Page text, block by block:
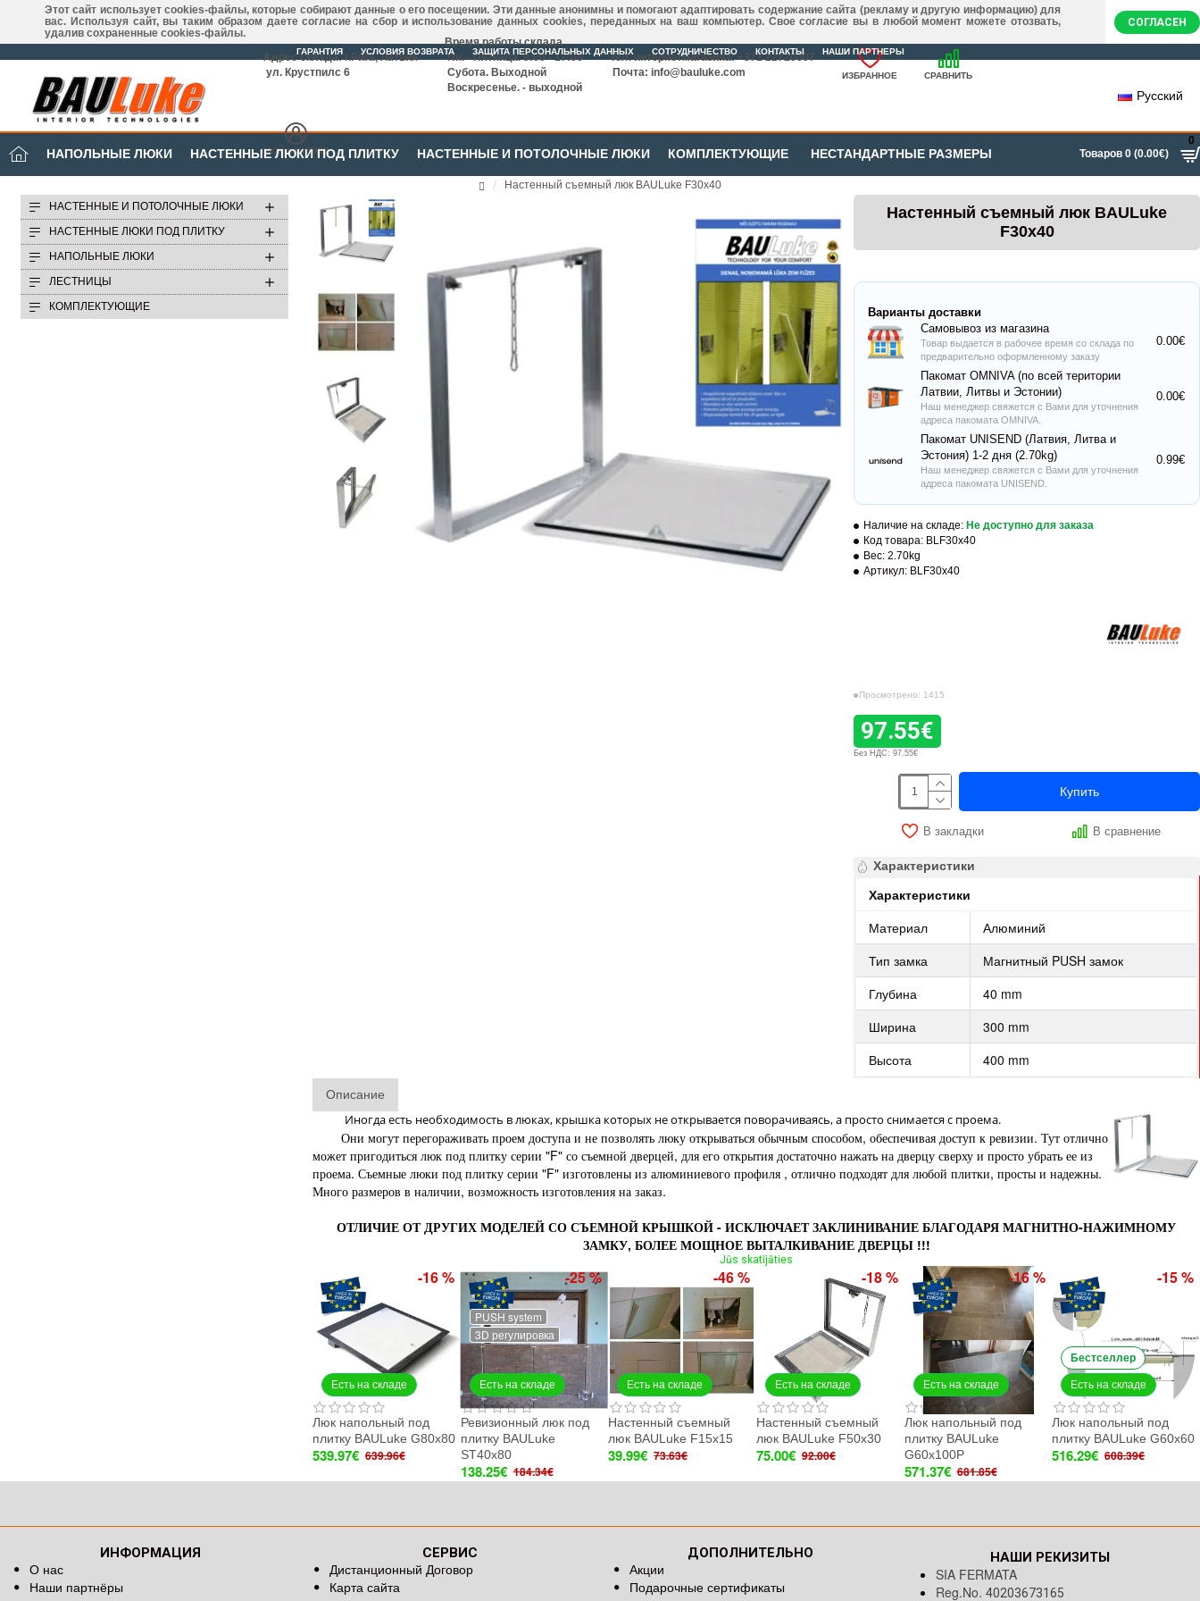
Этот сайт использует cookies-файлы, которые собирают данные о его посещении. Эти данные анонимны и помогают адаптировать содержание сайта (рекламу и другую информацию) для
вас. Используя сайт, вы таким образом даете согласие на сбор и использование данных cookies, переданных на ваш компьютер. Свое согласие вы в любой момент можете отозвать,
удалив сохраненные cookies-файлы.
СОГЛАСЕН
ГАРАНТИЯ УСЛОВИЯ ВОЗВРАТА ЗАЩИТА ПЕРСОНАЛЬНЫХ ДАННЫХ СОТРУДНИЧЕСТВО КОНТАКТЫ НАШИ ПАРТНЕРЫ
Адрес склада: г.Рига, Латвия
ул. Крустпилс 6
Время работы склада
Пн. - Пятница. 9:00 - 17:00
Субота. Выходной
Воскресенье. - выходной
Тел. интернетмагазина: +371 22720007
Почта: info@bauluke.com ИЗБРАННОЕ СРАВНИТЬ
МОЙ КАБИНЕТ
Русский
НАПОЛЬНЫЕ ЛЮКИ НАСТЕННЫЕ ЛЮКИ ПОД ПЛИТКУ НАСТЕННЫЕ И ПОТОЛОЧНЫЕ ЛЮКИ КОМПЛЕКТУЮЩИЕ НЕСТАНДАРТНЫЕ РАЗМЕРЫ Товаров 0 (0.00€)
0
Настенный съемный люк BAULuke F30x40
НАСТЕННЫЕ И ПОТОЛОЧНЫЕ ЛЮКИ
НАСТЕННЫЕ ЛЮКИ ПОД ПЛИТКУ
НАПОЛЬНЫЕ ЛЮКИ
ЛЕСТНИЦЫ
КОМПЛЕКТУЮЩИЕ
Настенный съемный люк BAULuke
F30x40
Наличие на складе: Не доступно для заказа
Код товара: BLF30x40
Вес: 2.70kg
Артикул: BLF30x40
Просмотрено: 1415
97.55€
Без НДС: 97.55€
Варианты доставки
Самовывоз из магазина
Товар выдается в рабочее время со склада по
предварительно оформленному заказу
0.00€
Пакомат OMNIVA (по всей територии
Латвии, Литвы и Эстонии)
Наш менеджер свяжется с Вами для уточнения
адреса пакомата OMNIVA.
0.00€
Пакомат UNISEND (Латвия, Литва и
Эстония) 1-2 дня (2.70kg)
Наш менеджер свяжется с Вами для уточнения
адреса пакомата UNISEND.
0.99€
Купить
В закладки В сравнение
Характеристики
Характеристики
Материал
Алюминий
Тип замка
Магнитный PUSH замок
Глубина
40 mm
Ширина
300 mm
Высота
400 mm
Описание
Иногда есть необходимость в люках, крышка которых не открывается поворачиваясь, а просто снимается с проема.
Они могут перегораживать проем доступа и не позволять люку открываться обычным способом, обеспечивая доступ к ревизии. Тут отлично
может пригодиться люк под плитку серии "F" со съемной дверцей, для его открытия достаточно нажать на дверцу сверху и просто убрать ее из
проема. Съемные люки под плитку серии "F" изготовлены из алюминиевого профиля , отлично подходят для любой плитки, просты и надежны.
Много размеров в наличии, возможность изготовления на заказ.
ОТЛИЧИЕ ОТ ДРУГИХ МОДЕЛЕЙ СО СЪЕМНОЙ КРЫШКОЙ - ИСКЛЮЧАЕТ ЗАКЛИНИВАНИЕ БЛАГОДАРЯ МАГНИТНО-НАЖИМНОМУ
ЗАМКУ, БОЛЕЕ МОЩНОЕ ВЫТАЛКИВАНИЕ ДВЕРЦЫ !!!
Jūs skatījāties
Есть на складе
-16 %
Люк напольный под
плитку BAULuke G80x80
539.97€ 639.96€
PUSH system
Есть на складе
3D регулировка
-25 %
Ревизионный люк под
плитку BAULuke
ST40x80
138.25€ 184.34€
Есть на складе
-46 %
Настенный съемный
люк BAULuke F15x15
39.99€ 73.63€
Есть на складе
-18 %
Настенный съемный
люк BAULuke F50x30
75.00€ 92.00€
Есть на складе
-16 %
Люк напольный под
плитку BAULuke
G60x100P
571.37€ 681.85€
Есть на складе
Бестселлер
-15 %
Люк напольный под
плитку BAULuke G60x60
516.29€ 608.39€
ИНФОРМАЦИЯ
О нас
Наши партнёры
СЕРВИС
Дистанционный Договор
Карта сайта
ДОПОЛНИТЕЛЬНО
Акции
Подарочные сертификаты
НАШИ РЕКИЗИТЫ
SIA FERMATA
Reg.No. 40203673165